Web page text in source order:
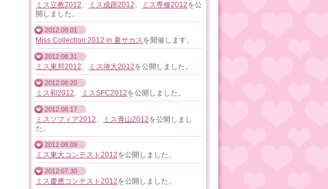
ミス立教2012、 ミス成蹊2012、 ミス専修2012を公
開しました。
2012.09.01
Miss Collection 2012 in 夏サカスを開催します。
2012.08.31
ミス東邦2012、 ミス埼大2012を公開しました。
2012.08.20
ミス和2012、 ミスSFC2012を公開しました。
2012.08.17
ミスソフィア2012、 ミス青山2012を公開しまし
た。
2012.08.09
ミス東大コンテスト2012を公開しました。
2012.07.30
ミス慶應コンテスト2012を公開しました。